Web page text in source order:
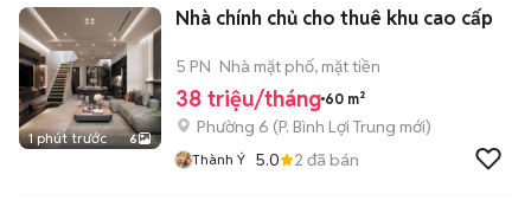
1 phút trước 6
Nhà chính chủ cho thuê khu cao cấp
5 PN Nhà mặt phố, mặt tiền
38 triệu/tháng 60 m²
Phường 6 (P. Bình Lợi Trung mới)
Thành Ý 5.0 2 đã bán